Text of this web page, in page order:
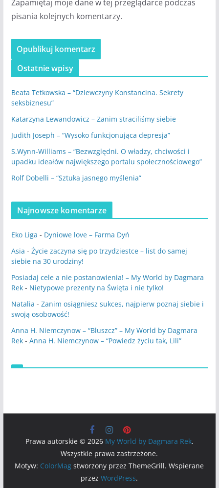
Zapamiętaj moje dane w tej przeglądarce podczas
pisania kolejnych komentarzy.
Ostatnie wpisy
Beata Tetkowska – “Dziewczyny Konstancina. Sekrety
seksbiznesu”
Katarzyna Lewandowicz – Zanim straciliśmy siebie
Judith Joseph – “Wysoko funkcjonująca depresja”
S.Wynn-Williams – “Bezwzględni. O władzy, chciwości i
upadku ideałów największego portalu społecznościowego”
Rolf Dobelli – “Sztuka jasnego myślenia”
Najnowsze komentarze
Eko Liga - Dyniowe love – Farma Dyń
Asia - Życie zaczyna się po trzydziestce – list do samej
siebie na 30 urodziny!
Posiadaj cele a nie postanowienia! – My World by Dagmara
Rek- Nietypowe prezenty na Święta i nie tylko!
Natalia - Zanim osiągniesz sukces, najpierw poznaj siebie i
swoją osobowość!
Anna H. Niemczynow – “Bluszcz” – My World by Dagmara
Rek- Anna H. Niemczynow – “Powiedz życiu tak, Lili”
Prawa autorskie © 2026 My World by Dagmara Rek.
Wszystkie prawa zastrzeżone.
Motyw: ColorMag stworzony przez ThemeGrill. Wspierane
przezWordPress.